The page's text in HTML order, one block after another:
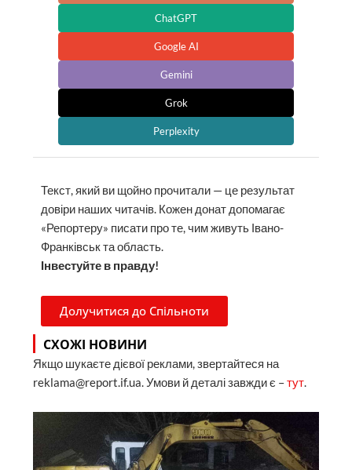
ChatGPT
Google AI
Gemini
Grok
Perplexity
Текст, який ви щойно прочитали — це результат
довіри наших читачів. Кожен донат допомагає
«Репортеру» писати про те, чим живуть Івано-
Франківськ та область.
Інвестуйте в правду!
Долучитися до Спільноти
СХОЖІ НОВИНИ
Якщо шукаєте дієвої реклами, звертайтеся на
reklama@report.if.ua. Умови й деталі завжди є –тут.